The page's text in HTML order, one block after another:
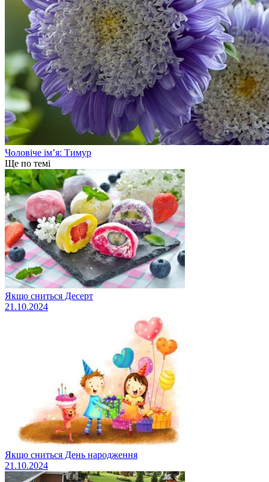
Чоловіче ім’я: Тимур
Ще по темі
Якщо сниться Десерт
21.10.2024
Якщо сниться День народження
21.10.2024